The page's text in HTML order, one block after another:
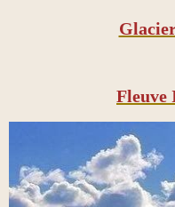
Fleuve